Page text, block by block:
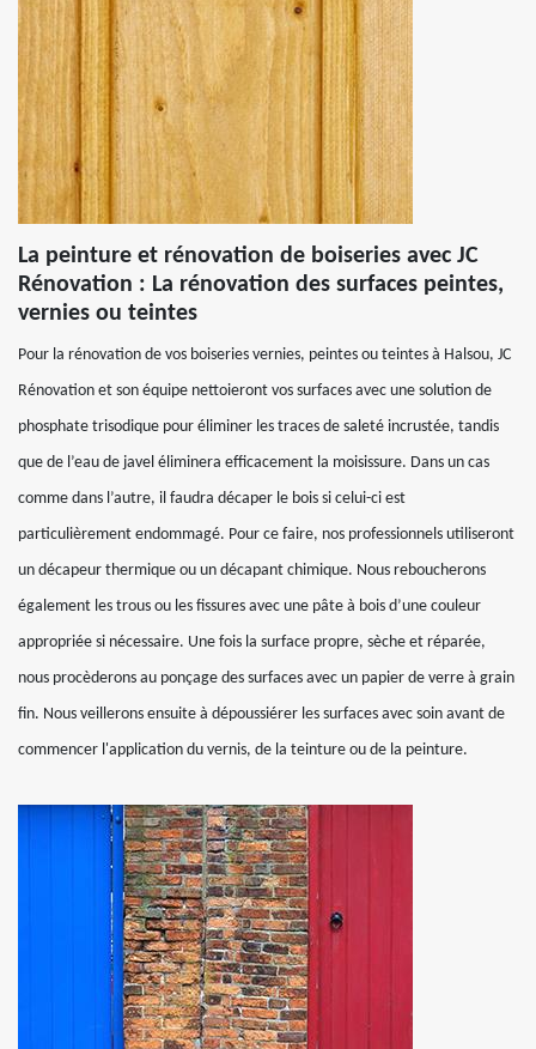
La peinture et rénovation de boiseries avec JC
Rénovation : La rénovation des surfaces peintes,
vernies ou teintes
Pour la rénovation de vos boiseries vernies, peintes ou teintes à Halsou, JC
Rénovation et son équipe nettoieront vos surfaces avec une solution de
phosphate trisodique pour éliminer les traces de saleté incrustée, tandis
que de l’eau de javel éliminera efficacement la moisissure. Dans un cas
comme dans l’autre, il faudra décaper le bois si celui-ci est
particulièrement endommagé. Pour ce faire, nos professionnels utiliseront
un décapeur thermique ou un décapant chimique. Nous reboucherons
également les trous ou les fissures avec une pâte à bois d’une couleur
appropriée si nécessaire. Une fois la surface propre, sèche et réparée,
nous procèderons au ponçage des surfaces avec un papier de verre à grain
fin. Nous veillerons ensuite à dépoussiérer les surfaces avec soin avant de
commencer l'application du vernis, de la teinture ou de la peinture.